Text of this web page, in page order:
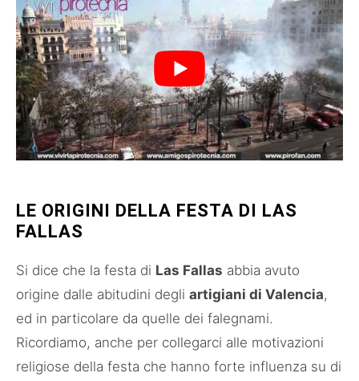
LE ORIGINI DELLA FESTA DI LAS
FALLAS
Si dice che la festa di Las Fallas abbia avuto
origine dalle abitudini degli artigiani di Valencia,
ed in particolare da quelle dei falegnami.
Ricordiamo, anche per collegarci alle motivazioni
religiose della festa che hanno forte influenza su di